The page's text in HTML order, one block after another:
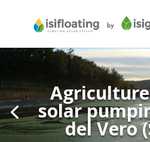
solar
del Vero